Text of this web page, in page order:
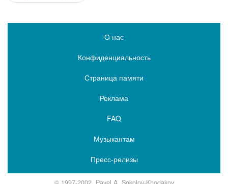
О нас
Конфиденциальность
Страница памяти
Реклама
FAQ
Музыкантам
Пресс-релизы